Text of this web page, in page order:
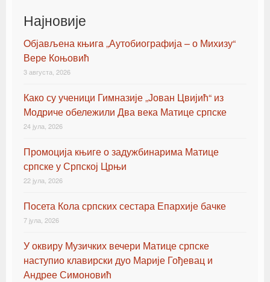
Најновије
Oбјављена књигa „Аутобиографија – о Михизу“
Вере Коњовић
3 августа, 2026
Како су ученици Гимназије „Јован Цвијић“ из
Модриче обележили Два века Матице српске
24 јула, 2026
Промоција књиге о задужбинарима Матице
српске у Српској Црњи
22 јула, 2026
Посета Кола српских сестара Епархије бачке
7 јула, 2026
У оквиру Музичких вечери Матице српске
наступио клавирски дуо Марије Гођевац и
Андрее Симоновић